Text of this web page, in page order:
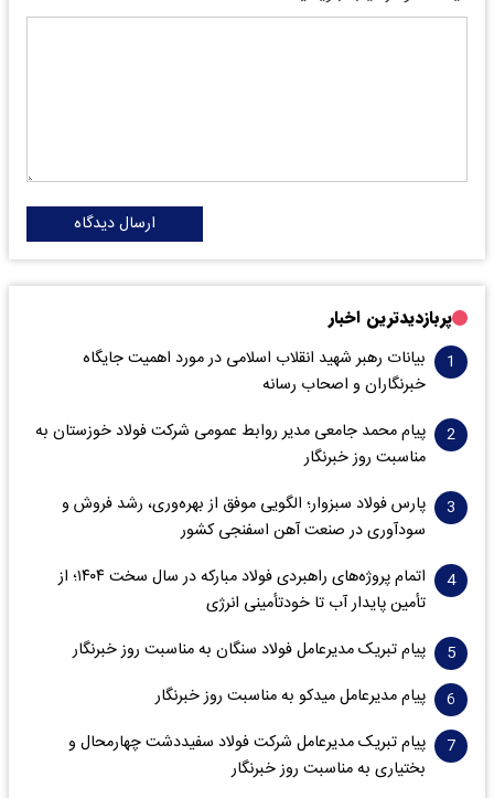
ارسال دیدگاه
پربازدیدترین اخبار
بیانات رهبر شهید انقلاب اسلامی در مورد اهمیت جایگاه
خبرنگاران و اصحاب رسانه
پیام محمد جامعی مدیر روابط عمومی شرکت فولاد خوزستان به
مناسبت روز خبرنگار
پارس فولاد سبزوار؛ الگویی موفق از بهره‌وری، رشد فروش و
سود‌آوری در صنعت آهن اسفنجی کشور
اتمام پروژه‌های راهبردی فولاد مبارکه در سال سخت ۱۴۰۴؛ از
تأمین پایدار آب تا خودتأمینی انرژی
پیام تبریک مدیرعامل فولاد سنگان به مناسبت روز خبرنگار
پیام مدیرعامل میدکو به مناسبت روز خبرنگار
پیام تبریک مدیرعامل شرکت فولاد سفیددشت چهارمحال و
بختیاری به مناسبت روز خبرنگار